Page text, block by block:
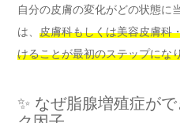
自分の皮膚の変化がどの状態に
は、 皮膚科もしくは美容皮膚科
けることが最初のステップにな
✨ なぜ脂腺増殖症が